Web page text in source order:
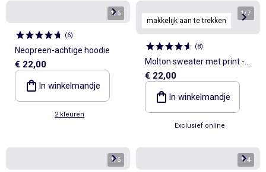
1/6
(6)
Neopreen-achtige hoodie
€ 22,00
In winkelmandje
2 kleuren
makkelijk aan te trekken
1/7
(8)
Molton sweater met print -
Gemakkelijk aan te trekken
€ 22,00
In winkelmandje
Exclusief online
1/6 1/4